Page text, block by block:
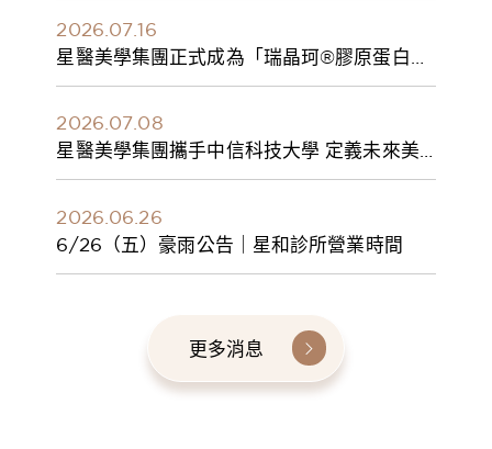
2026.07.16
星醫美學集團正式成為「瑞晶珂®膠原蛋白植
入劑」台灣獨家總代理
2026.07.08
星醫美學集團攜手中信科技大學 定義未來美
學人才新標準 建構健康美學產學共育模式 串
2026.06.26
6/26（五）豪雨公告｜星和診所營業時間
更多消息